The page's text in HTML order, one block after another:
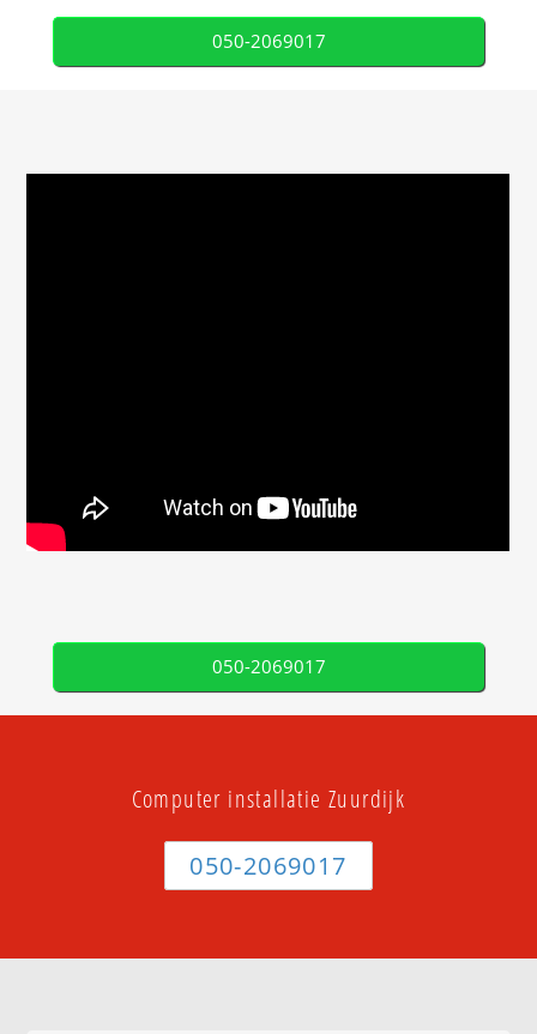
050-2069017
050-2069017
Computer installatie Zuurdijk
050-2069017